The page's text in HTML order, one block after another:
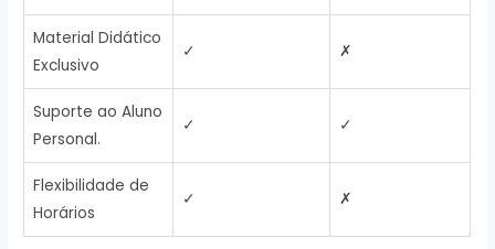
Material Didático
Exclusivo
✓ ✗
Suporte ao Aluno
Personal.
✓ ✓
Flexibilidade de
Horários
✓ ✗